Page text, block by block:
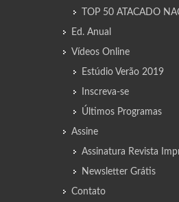
TOP 50 ATACADO
Ed. Anual
Vídeos Online
Estúdio Verão 2019
Inscreva-se
Últimos Programas
Assine
Assinatura Revista
Newsletter Grátis
Contato